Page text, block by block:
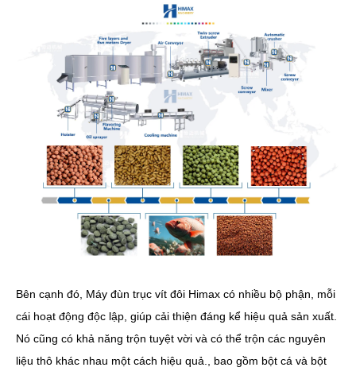
Bên cạnh đó, Máy đùn trục vít đôi Himax có nhiều bộ phận, mỗi
cái hoạt động độc lập, giúp cải thiện đáng kể hiệu quả sản xuất.
Nó cũng có khả năng trộn tuyệt vời và có thể trộn các nguyên
liệu thô khác nhau một cách hiệu quả., bao gồm bột cá và bột